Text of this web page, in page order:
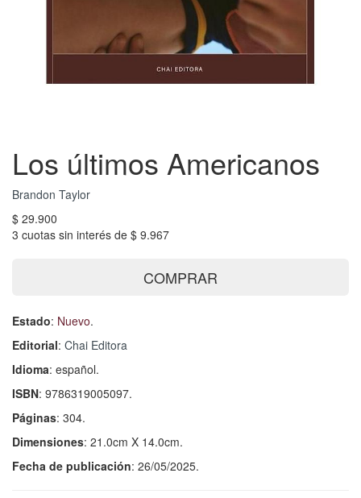
Los últimos Americanos
Brandon Taylor
$ 29.900
3 cuotas sin interés de $ 9.967
COMPRAR
Estado: Nuevo.
Editorial: Chai Editora
Idioma: español.
ISBN: 9786319005097.
Páginas: 304.
Dimensiones: 21.0cm X 14.0cm.
Fecha de publicación: 26/05/2025.